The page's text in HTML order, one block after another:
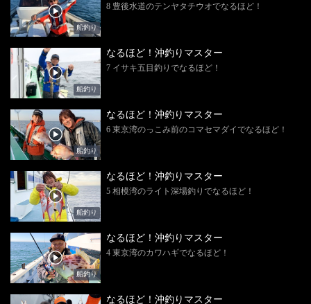
船釣り
8 豊後水道のテンヤタチウオでなるほど！
船釣り
なるほど！沖釣りマスター
7 イサキ五目釣りでなるほど！
船釣り
なるほど！沖釣りマスター
6 東京湾のっこみ前のコマセマダイでなるほど！
船釣り
なるほど！沖釣りマスター
5 相模湾のライト深場釣りでなるほど！
船釣り
なるほど！沖釣りマスター
4 東京湾のカワハギでなるほど！
なるほど！沖釣りマスター